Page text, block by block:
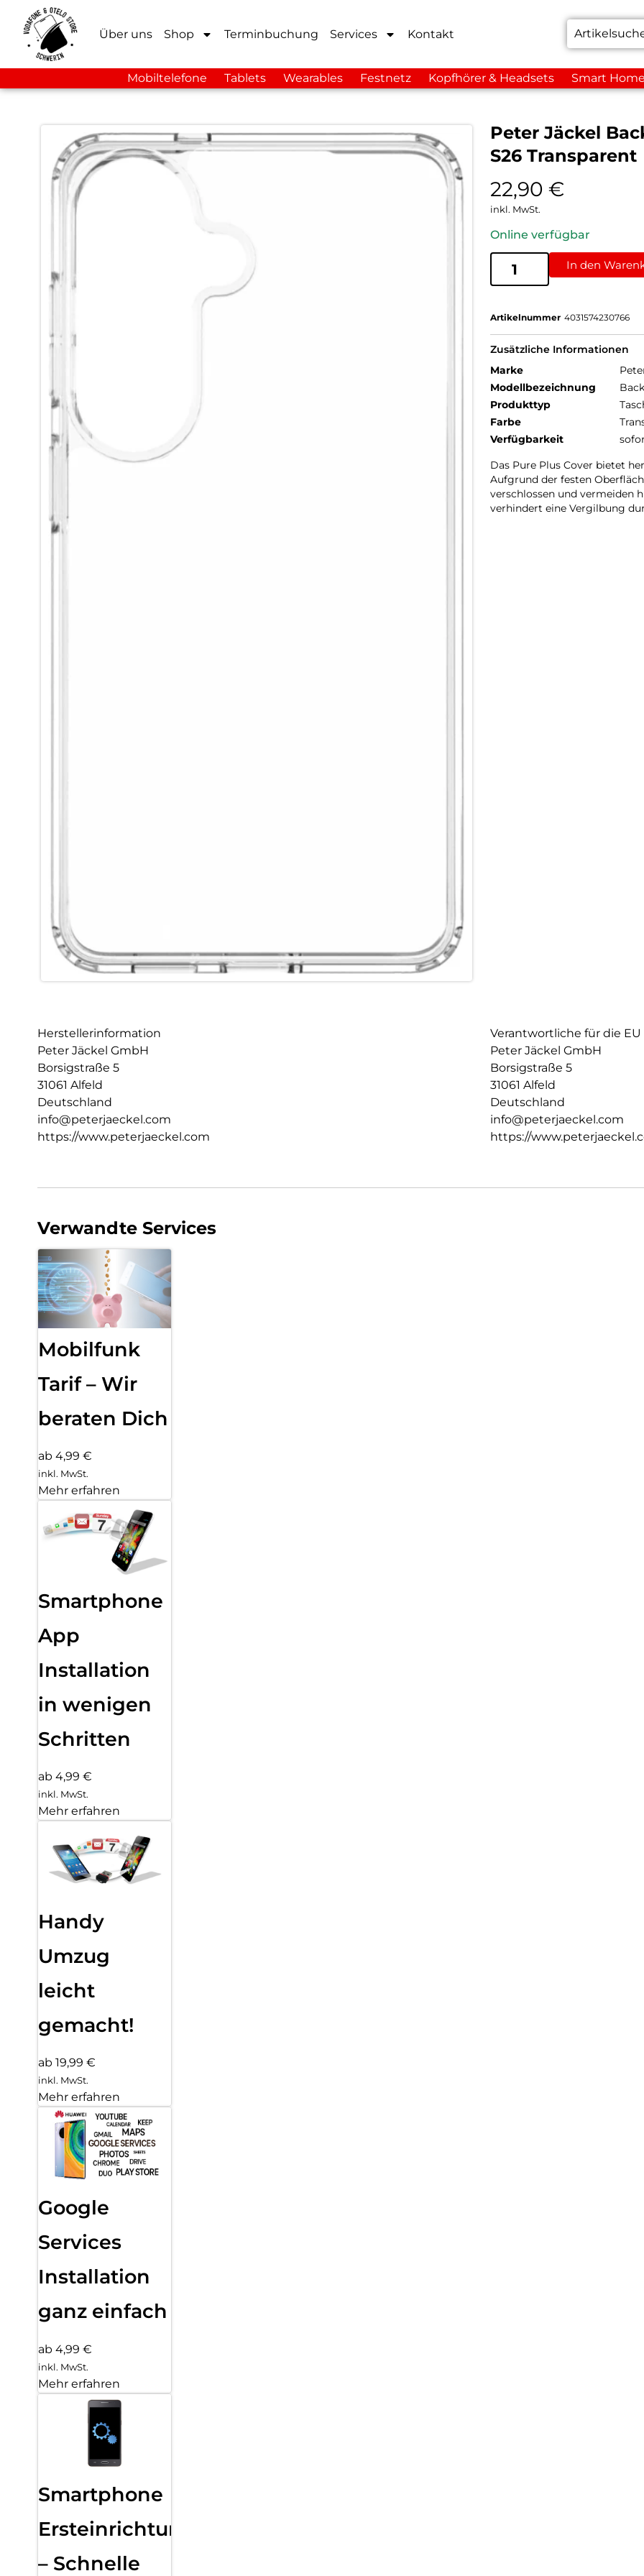
Über uns Shop Terminbuchung Services Kontakt
Mobiltelefone Tablets Wearables Festnetz Kopfhörer & Headsets Smart
Peter Jäckel
S26 Transparent
22,90 €
inkl. MwSt.
Online verfügbar
In den
Artikelnummer 4031574230766
Zusätzliche Informationen
Marke
Modellbezeichnung
Produkttyp
Farbe
Verfügbarkeit
Das Pure Plus Cover bietet
Aufgrund der festen
verschlossen und vermeiden
verhindert eine Vergilbung
Herstellerinformation
Peter Jäckel GmbH
Borsigstraße 5
31061 Alfeld
Deutschland
info@peterjaeckel.com
https://www.peterjaeckel.com
Verantwortliche für die EU
Peter Jäckel GmbH
Borsigstraße 5
31061 Alfeld
Deutschland
info@peterjaeckel.com
https://
Verwandte Services
Mobilfunk
Tarif – Wir
beraten Dich
ab 4,99 €
inkl. MwSt.
Mehr erfahren
Smartphone
App
Installation
in wenigen
Schritten
ab 4,99 €
inkl. MwSt.
Mehr erfahren
Handy
Umzug
leicht
gemacht!
ab 19,99 €
inkl. MwSt.
Mehr erfahren
Google
Services
Installation
ganz einfach
ab 4,99 €
inkl. MwSt.
Mehr erfahren
Smartphone
Ersteinrichtung
– Schnelle